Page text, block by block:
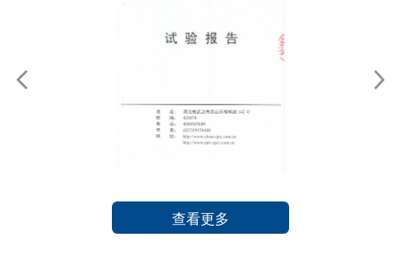
查看更多